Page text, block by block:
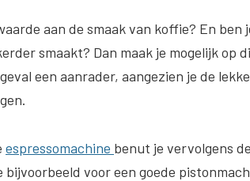
aan de smaak van koffie? En
smaakt? Dan maak je mogelijk op
een aanrader, aangezien je de
espressomachine benut je vervolgens
bijvoorbeeld voor een goede